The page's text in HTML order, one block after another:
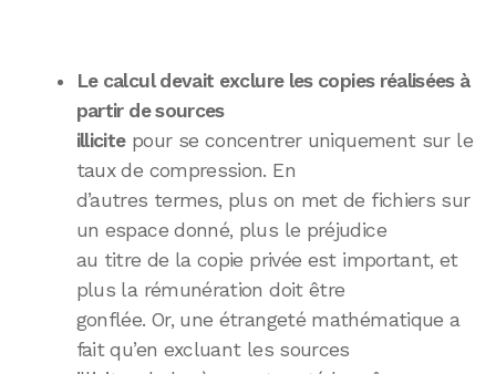
Le calcul devait exclure les copies réalisées à
partir de sources
illicitepour se concentrer uniquement sur le
taux de compression. En
d’autres termes, plus on met de fichiers sur
un espace donné, plus le préjudice
au titre de la copie privée est important, et
plus la rémunération doit être
gonflée. Or, une étrangeté mathématique a
fait qu’en excluant les sources